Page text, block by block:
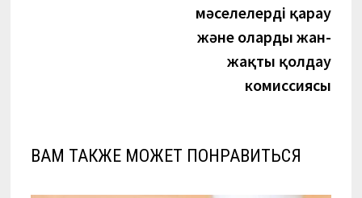
мәселелерді қарау
және оларды жан-
жақты қолдау
комиссиясы
ВАМ ТАКЖЕ МОЖЕТ ПОНРАВИТЬСЯ